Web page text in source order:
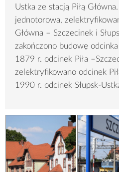
Ustka ze stacją Piłą
jednotorowa,
Główna – Szczecinek i
zakończono budowę
1879 r. odcinek Piła
zelektryfikowano odcinek
1990 r. odcinek Słupsk-